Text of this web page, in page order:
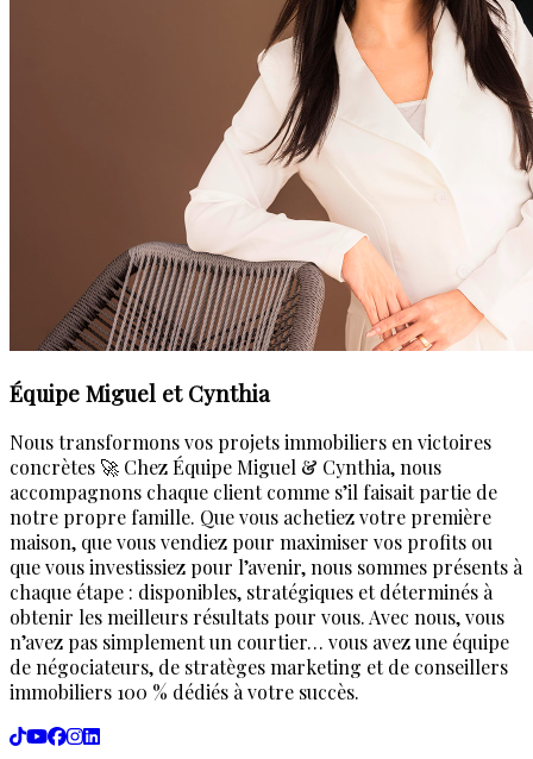
Équipe Miguel et Cynthia
Nous transformons vos projets immobiliers en victoires
concrètes 🚀 Chez Équipe Miguel & Cynthia, nous
accompagnons chaque client comme s’il faisait partie de
notre propre famille. Que vous achetiez votre première
maison, que vous vendiez pour maximiser vos profits ou
que vous investissiez pour l’avenir, nous sommes présents à
chaque étape : disponibles, stratégiques et déterminés à
obtenir les meilleurs résultats pour vous. Avec nous, vous
n’avez pas simplement un courtier… vous avez une équipe
de négociateurs, de stratèges marketing et de conseillers
immobiliers 100 % dédiés à votre succès.